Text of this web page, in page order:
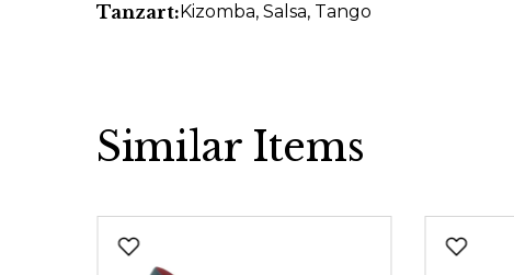
Tanzart:Kizomba, Salsa, Tango
Similar Items